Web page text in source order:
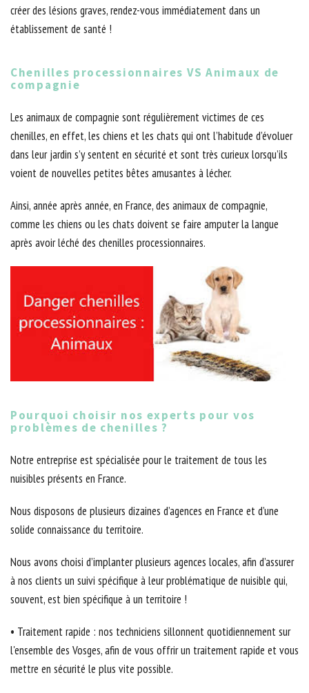
créer des lésions graves, rendez-vous immédiatement dans un
établissement de santé !
Chenilles processionnaires VS Animaux de
compagnie
Les animaux de compagnie sont régulièrement victimes de ces
chenilles, en effet, les chiens et les chats qui ont l’habitude d’évoluer
dans leur jardin s’y sentent en sécurité et sont très curieux lorsqu’ils
voient de nouvelles petites bêtes amusantes à lécher.
Ainsi, année après année, en France, des animaux de compagnie,
comme les chiens ou les chats doivent se faire amputer la langue
après avoir léché des chenilles processionnaires.
Pourquoi choisir nos experts pour vos
problèmes de chenilles ?
Notre entreprise est spécialisée pour le traitement de tous les
nuisibles présents en France.
Nous disposons de plusieurs dizaines d’agences en France et d’une
solide connaissance du territoire.
Nous avons choisi d’implanter plusieurs agences locales, afin d’assurer
à nos clients un suivi spécifique à leur problématique de nuisible qui,
souvent, est bien spécifique à un territoire !
• Traitement rapide : nos techniciens sillonnent quotidiennement sur
l'ensemble des Vosges, afin de vous offrir un traitement rapide et vous
mettre en sécurité le plus vite possible.